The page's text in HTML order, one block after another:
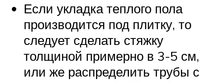
Если укладка теплого пола
производится под плитку, то
следует сделать стяжку
толщиной примерно в 3-5 см,
или же распределить трубы с